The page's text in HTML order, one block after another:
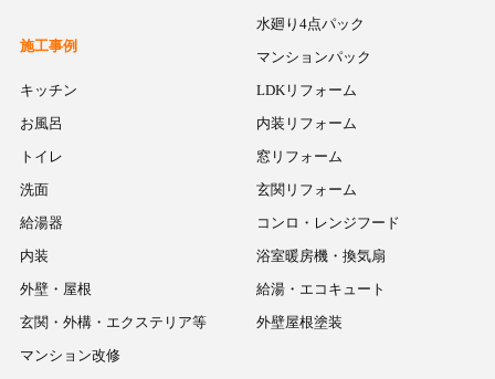
水廻り4点パック
マンションパック
LDKリフォーム
内装リフォーム
窓リフォーム
玄関リフォーム
コンロ・レンジフード
浴室暖房機・換気扇
給湯・エコキュート
外壁屋根塗装
施工事例
キッチン
お風呂
トイレ
洗面
給湯器
内装
外壁・屋根
玄関・外構・エクステリア等
マンション改修